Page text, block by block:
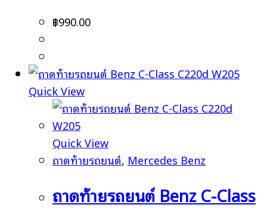
฿990.00
Quick View
Quick View
ถาดท้ายรถยนต์, Mercedes Benz
ถาดท้ายรถยนต์ Benz C-Class